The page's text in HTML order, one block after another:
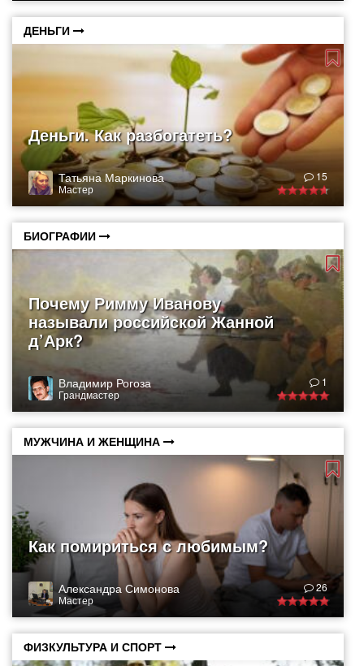
ДЕНЬГИ
Деньги. Как разбогатеть?
Татьяна Маркинова
Мастер
15
БИОГРАФИИ
Почему Римму Иванову
называли российской Жанной
д’Арк?
Владимир Рогоза
Грандмастер
1
МУЖЧИНА И ЖЕНЩИНА
Как помириться с любимым?
Александра Симонова
Мастер
26
ФИЗКУЛЬТУРА И СПОРТ